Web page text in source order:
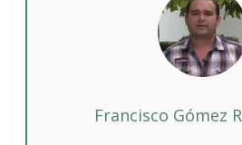
Francisco Gómez